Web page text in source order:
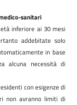
sanitari
inferiore ai 30 mesi
addebitate solo
in base
alcuna necessità di
con esigenze di
non avranno limiti di